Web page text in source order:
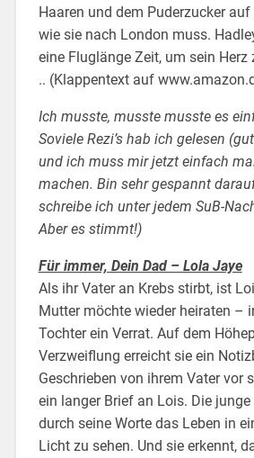
Haaren und dem Puderzucker auf
wie sie nach London muss.
eine Fluglänge Zeit, um sein Herz
.. (Klappentext auf
Ich musste, musste musste es
Soviele Rezi’s hab ich gelesen
und ich muss mir jetzt einfach
machen. Bin sehr gespannt
schreibe ich unter jedem SuB-
Aber es stimmt!)
Für immer, Dein Dad – Lola Jaye
Als ihr Vater an Krebs stirbt, ist
Mutter möchte wieder heiraten –
Tochter ein Verrat. Auf dem
Verzweiflung erreicht sie ein
Geschrieben von ihrem Vater vor
ein langer Brief an Lois. Die
durch seine Worte das Leben in
Licht zu sehen. Und sie erkennt,